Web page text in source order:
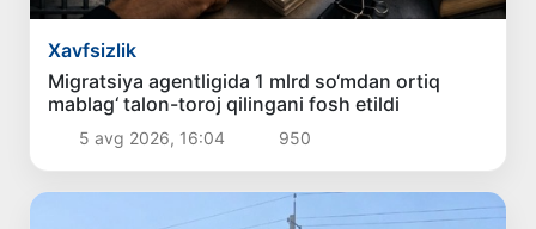
Xavfsizlik
Migratsiya agentligida 1 mlrd so‘mdan ortiq
mablag‘ talon-toroj qilingani fosh etildi
5 avg 2026, 16:04 950